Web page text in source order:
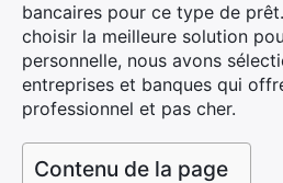
bancaires pour ce type de
choisir la meilleure solution
personnelle, nous avons
entreprises et banques qui
professionnel et pas cher.
Contenu de la page